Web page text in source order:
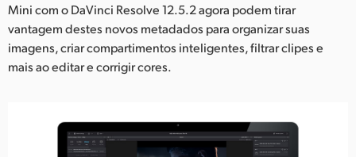
Sweden
Turkey
Mini com o DaVinci Resolve 12.5.2 agora podem tirar
vantagem destes novos metadados para organizar suas
imagens, criar compartimentos inteligentes, filtrar clipes e
mais ao editar e corrigir cores.